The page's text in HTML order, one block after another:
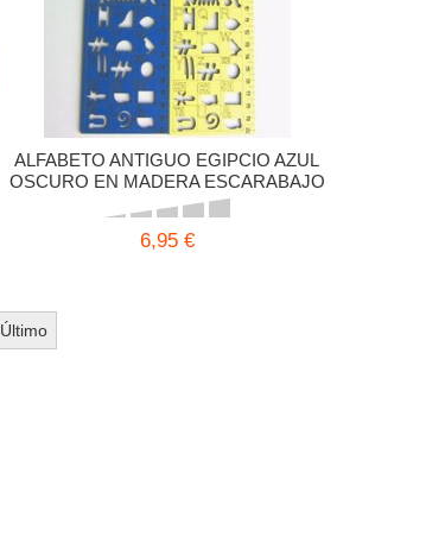
ALFABETO ANTIGUO EGIPCIO AZUL
OSCURO EN MADERA ESCARABAJO
27,5X7 CMS
6,95 €
Último